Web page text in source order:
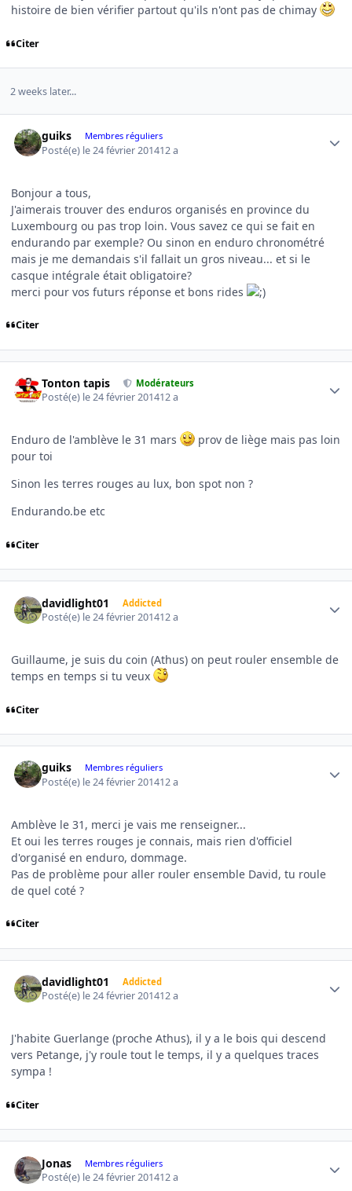
histoire de bien vérifier partout qu'ils n'ont pas de chimay
Citer
2 weeks later...
guiks Membres réguliers
Posté(e) le 24 février 201412 a
Bonjour a tous,
J'aimerais trouver des enduros organisés en province du
Luxembourg ou pas trop loin. Vous savez ce qui se fait en
endurando par exemple? Ou sinon en enduro chronométré
mais je me demandais s'il fallait un gros niveau... et si le
casque intégrale était obligatoire?
merci pour vos futurs réponse et bons rides
Citer
Tonton tapis Modérateurs
Posté(e) le 24 février 201412 a
Enduro de l'amblève le 31 mars
prov de liège mais pas loin
pour toi
Sinon les terres rouges au lux, bon spot non ?
Endurando.be etc
Citer
davidlight01 Addicted
Posté(e) le 24 février 201412 a
Guillaume, je suis du coin (Athus) on peut rouler ensemble de
temps en temps si tu veux
Citer
guiks Membres réguliers
Posté(e) le 24 février 201412 a
Amblève le 31, merci je vais me renseigner...
Et oui les terres rouges je connais, mais rien d'officiel
d'organisé en enduro, dommage.
Pas de problème pour aller rouler ensemble David, tu roule
de quel coté ?
Citer
davidlight01 Addicted
Posté(e) le 24 février 201412 a
J'habite Guerlange (proche Athus), il y a le bois qui descend
vers Petange, j'y roule tout le temps, il y a quelques traces
sympa !
Citer
Jonas Membres réguliers
Posté(e) le 24 février 201412 a